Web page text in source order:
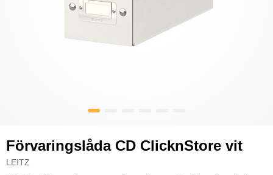
Förvaringslåda CD ClicknStore vit
LEITZ